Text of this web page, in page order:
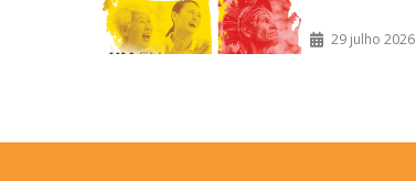
29 julho 2026